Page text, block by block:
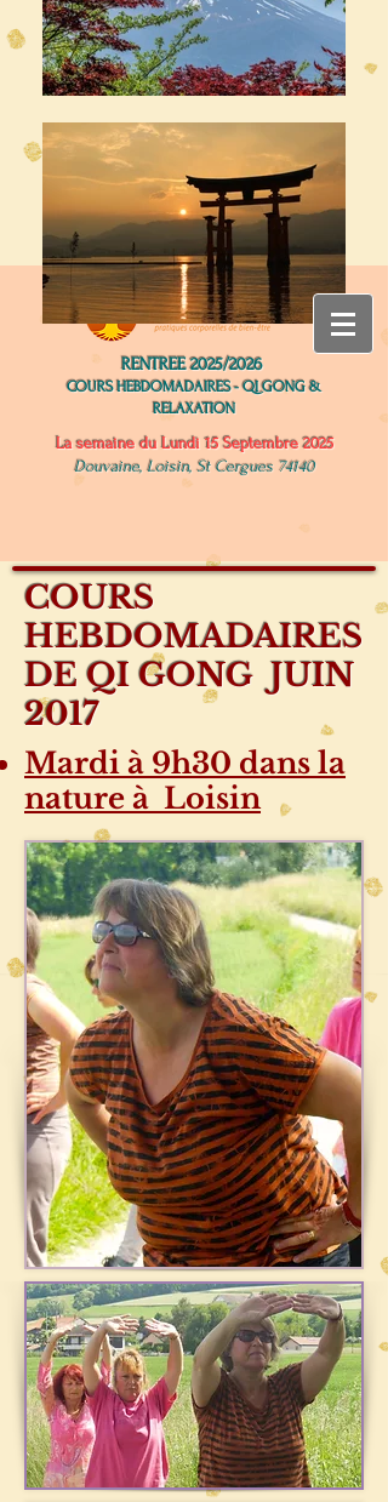
RENTREE 2025/2026
COURS HEBDOMADAIRES - QI GONG &
RELAXATION
La semaine du Lundi 15 Septembre 2025
Douvaine, Loisin, St Cergues 74140
COURS
HEBDOMADAIRES
DE QI GONG JUIN
2017
Mardi à 9h30 dans la
nature à Loisin